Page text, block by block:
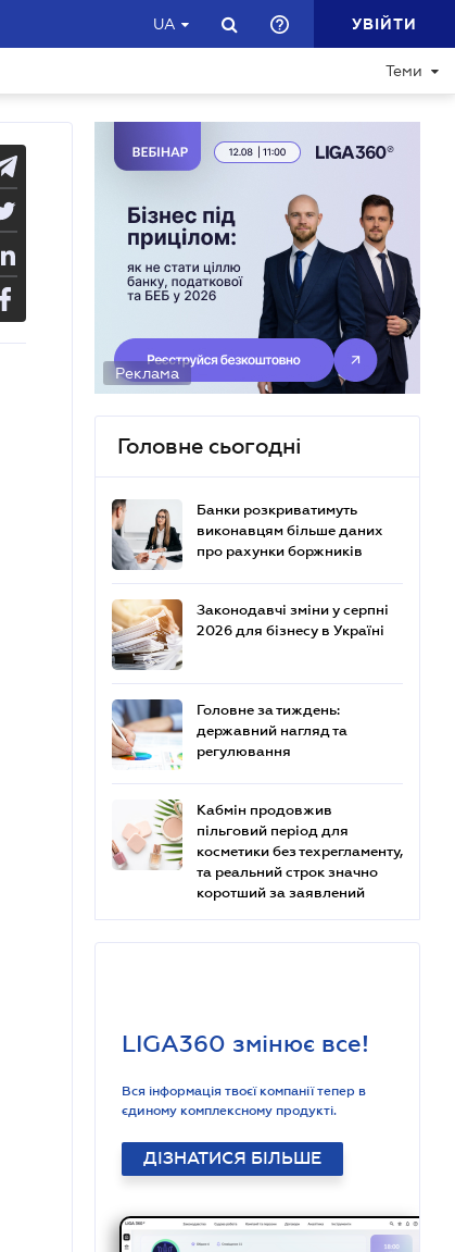
UA УВІЙТИ
Теми
Реклама
Головне сьогодні
Банки розкриватимуть
виконавцям більше даних
про рахунки боржників
Законодавчі зміни у серпні
2026 для бізнесу в Україні
Головне за тиждень:
державний нагляд та
регулювання
Кабмін продовжив
пільговий період для
косметики без техрегламенту,
та реальний строк значно
коротший за заявлений
LIGA360 змінює все!
Вся інформація твоєї компанії тепер в
єдиному комплексному продукті.
ДІЗНАТИСЯ БІЛЬШЕ